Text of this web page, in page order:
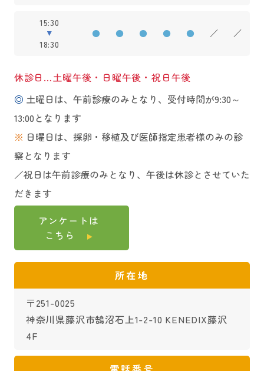
15:30
18:30
● ● ● ● ● ／ ／
休診日…土曜午後・日曜午後・祝日午後
◎ 土曜日は、午前診療のみとなり、受付時間が9:30～
13:00となります
※ 日曜日は、採卵・移植及び医師指定患者様のみの診
察となります
／祝日は午前診療のみとなり、午後は休診とさせていた
だきます
アンケートは
こちら
所在地
〒251-0025
神奈川県藤沢市鵠沼石上1-2-10 KENEDIX藤沢
4F